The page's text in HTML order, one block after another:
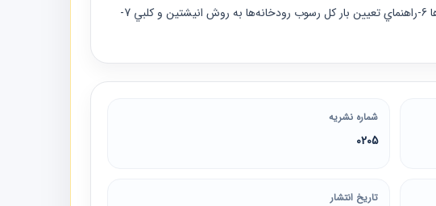
فرسايش و رسوب در ساماندهي رودخانه ها 5-راهنماي عمليات صحرايي نمونه برداري مواد رسوبي رودخانه ها و مخازن سدها 6-راهنماي تعيين بار كل رسوب رودخانه‌ها به روش انيشتين و كلبي 7-
شماره نشریه
0205
تاریخ انتشار